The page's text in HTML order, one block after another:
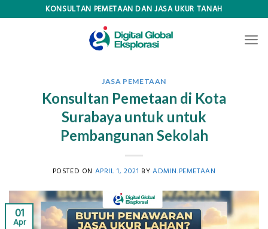
KONSULTAN PEMETAAN DAN JASA UKUR TANAH
JASA PEMETAAN
Konsultan Pemetaan di Kota
Surabaya untuk untuk
Pembangunan Sekolah
POSTED ON APRIL 1, 2021 BY ADMIN.PEMETAAN
01
Apr